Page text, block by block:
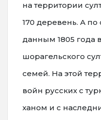
на территории
170 деревень. А по
данным 1805 года
шорагельского
семей. На этой
войн русских с
ханом и с